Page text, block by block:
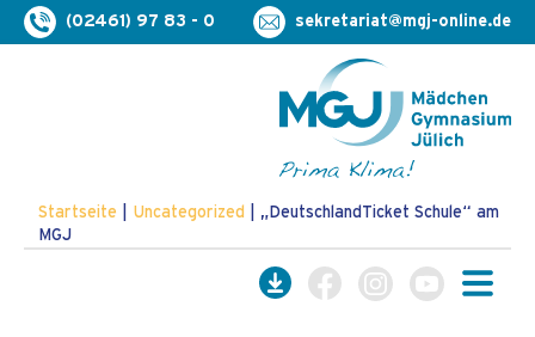
(02461) 97 83 - 0 sekretariat@mgj-online.de
Startseite Uncategorized
„DeutschlandTicket Schule“ am
MGJ